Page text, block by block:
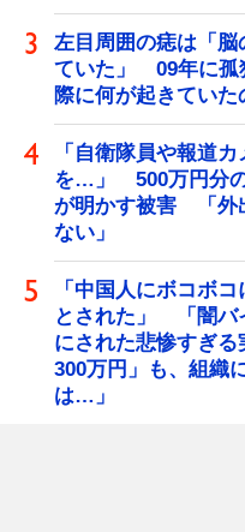
左目周囲の痣は「
ていた」 09年に孤
際に何が起きていた
「自衛隊員や報道
を…」 500万円分
が明かす被害 「外
ない」
「中国人にボコボ
とされた」 「闇バ
にされた悲惨すぎ
300万円」も、組織
は…」